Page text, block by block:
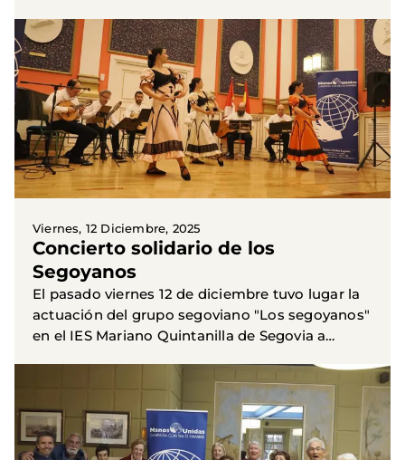
(parroco de San Millán)...
Viernes, 12 Diciembre, 2025
Concierto solidario de los
Segoyanos
El pasado viernes 12 de diciembre tuvo lugar la
actuación del grupo segoviano "Los segoyanos"
en el IES Mariano Quintanilla de Segovia a